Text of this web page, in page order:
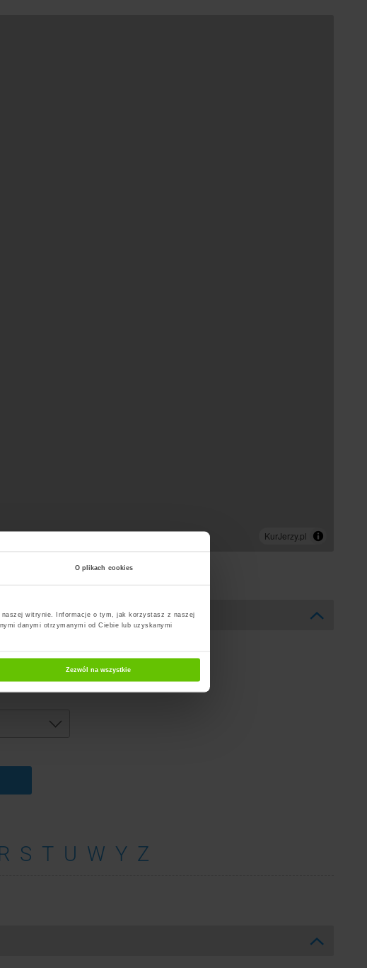
O plikach cookies
witrynie. Informacje o tym, jak korzystasz z naszej
danymi otrzymanymi od Ciebie lub uzyskanymi
Zezwól na wszystkie
R S T U W Y Z